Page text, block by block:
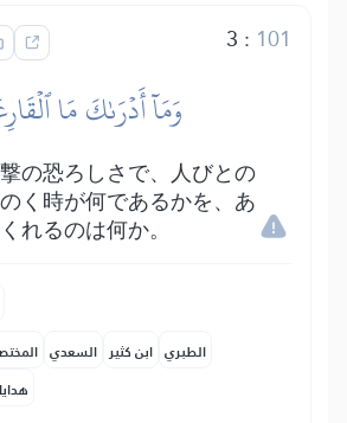
3 : 101
وَمَآ أَدۡرَىٰكَ مَا
の恐ろしさで、人びとの
く時が何であるかを、あ
れるのは何か。
السعدي ابن كثير الطبري